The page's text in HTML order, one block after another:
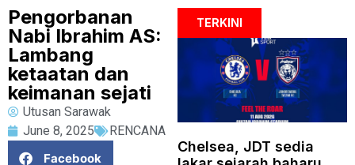
Pengorbanan
Nabi Ibrahim AS:
Lambang
ketaatan dan
keimanan sejati
Utusan Sarawak
June 8, 2025
RENCANA
Facebook
TERKINI
Chelsea, JDT sedia